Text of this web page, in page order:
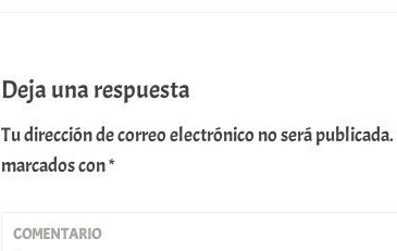
Deja una respuesta
Tu dirección de correo electrónico no será publicada.
marcados con*
COMENTARIO